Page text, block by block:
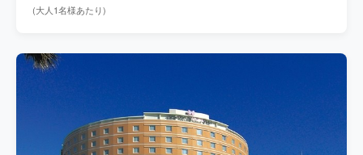
(大人1名様あたり)